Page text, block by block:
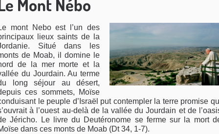
Mont Nébo
mont Nebo est l’un des
lieux saints de la
Situé dans les
de Moab, il domine le
de la mer morte et la
du Jourdain. Au terme
long séjour au désert,
ces sommets, Moïse
le peuple d’Israël put contempler la terre promise
à l’ouest au-delà de la vallée du Jourdain et de
Jéricho. Le livre du Deutéronome se ferme sur la mort
dans ces monts de Moab (Dt 34, 1-7).